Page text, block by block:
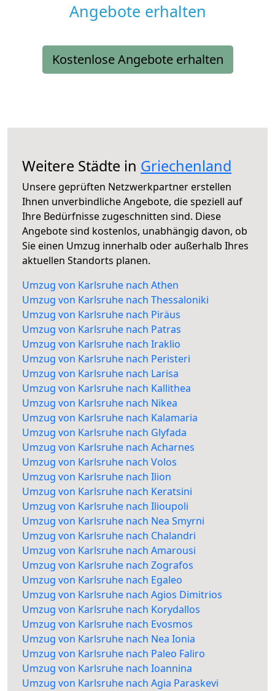
Angebote erhalten
Kostenlose Angebote erhalten
Weitere Städte in Griechenland
Unsere geprüften Netzwerkpartner erstellen
Ihnen unverbindliche Angebote, die speziell auf
Ihre Bedürfnisse zugeschnitten sind. Diese
Angebote sind kostenlos, unabhängig davon, ob
Sie einen Umzug innerhalb oder außerhalb Ihres
aktuellen Standorts planen.
Umzug von Karlsruhe nach Athen
Umzug von Karlsruhe nach Thessaloniki
Umzug von Karlsruhe nach Piräus
Umzug von Karlsruhe nach Patras
Umzug von Karlsruhe nach Iraklio
Umzug von Karlsruhe nach Peristeri
Umzug von Karlsruhe nach Larisa
Umzug von Karlsruhe nach Kallithea
Umzug von Karlsruhe nach Nikea
Umzug von Karlsruhe nach Kalamaria
Umzug von Karlsruhe nach Glyfada
Umzug von Karlsruhe nach Acharnes
Umzug von Karlsruhe nach Volos
Umzug von Karlsruhe nach Ilion
Umzug von Karlsruhe nach Keratsini
Umzug von Karlsruhe nach Ilioupoli
Umzug von Karlsruhe nach Nea Smyrni
Umzug von Karlsruhe nach Chalandri
Umzug von Karlsruhe nach Amarousi
Umzug von Karlsruhe nach Zografos
Umzug von Karlsruhe nach Egaleo
Umzug von Karlsruhe nach Agios Dimitrios
Umzug von Karlsruhe nach Korydallos
Umzug von Karlsruhe nach Evosmos
Umzug von Karlsruhe nach Nea Ionia
Umzug von Karlsruhe nach Paleo Faliro
Umzug von Karlsruhe nach Ioannina
Umzug von Karlsruhe nach Agia Paraskevi